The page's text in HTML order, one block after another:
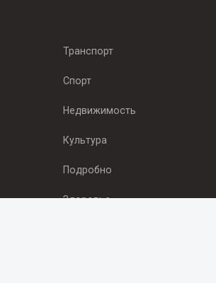
Транспорт
Спорт
Недвижимость
Культура
Подробно
Здоровье